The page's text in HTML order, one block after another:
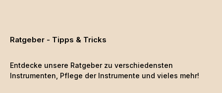
Ratgeber - Tipps & Tricks
Entdecke unsere Ratgeber zu verschiedensten
Instrumenten, Pflege der Instrumente und vieles mehr!